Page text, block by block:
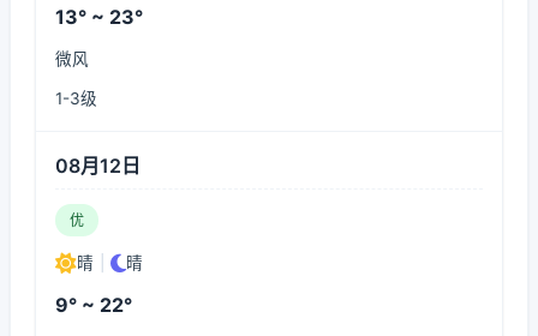
13° ~ 23°
微风
1-3级
08月12日
优
晴 晴
9° ~ 22°